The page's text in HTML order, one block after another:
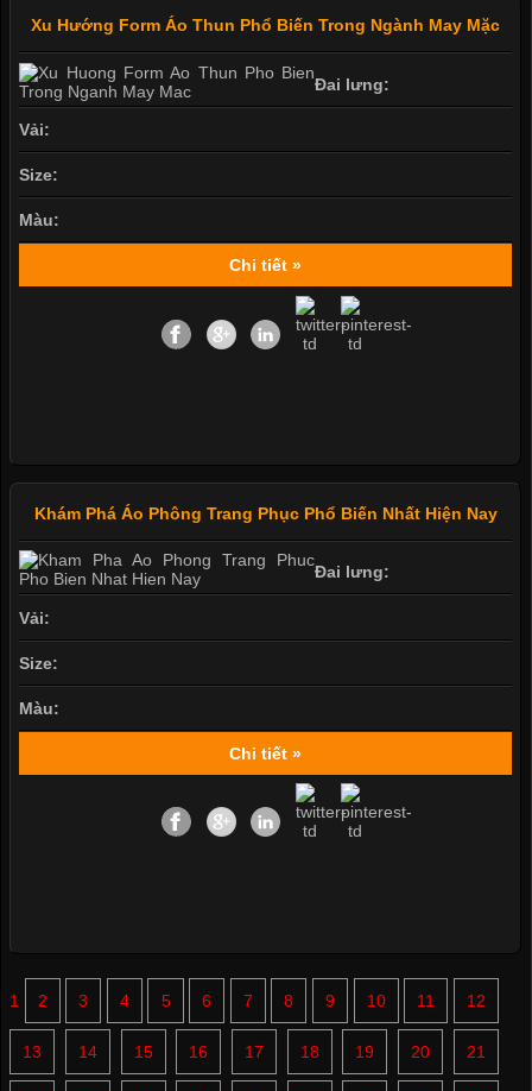
Xu Hướng Form Áo Thun Phổ Biến Trong Ngành May Mặc
Đai lưng:
Vải:
Size:
Màu:
Chi tiết »
Khám Phá Áo Phông Trang Phục Phổ Biến Nhất Hiện Nay
Đai lưng:
Vải:
Size:
Màu:
Chi tiết »
1 2 3 4 5 6 7 8 9 10 11 12
13 14 15 16 17 18 19 20 21